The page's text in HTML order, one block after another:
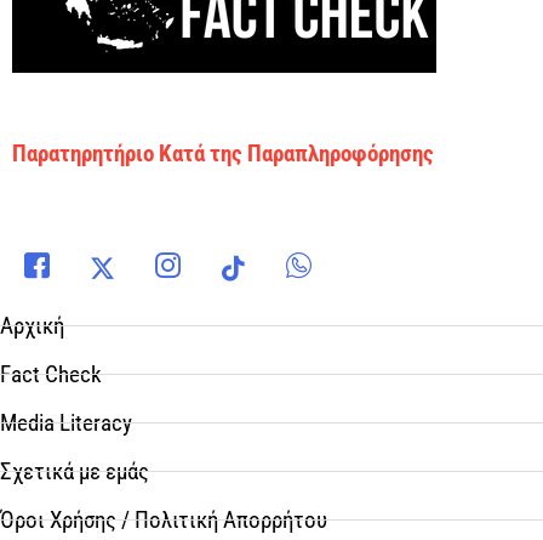
Παρατηρητήριο Κατά της Παραπληροφόρησης
Αρχική
Fact Check
Media Literacy
Σχετικά με εμάς
Όροι Χρήσης / Πολιτική Απορρήτου